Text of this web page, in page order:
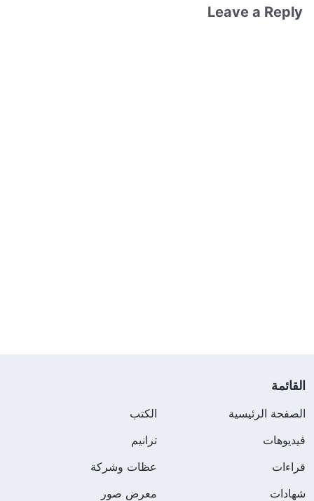
Leave a Reply
القائمة
الصفحة الرئيسية
الكتب
فيديوهات
ترانيم
قراءات
عظات وشركة
شهادات
معرض صور